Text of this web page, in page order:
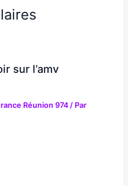
sur l’amv
Réunion 974 / Par